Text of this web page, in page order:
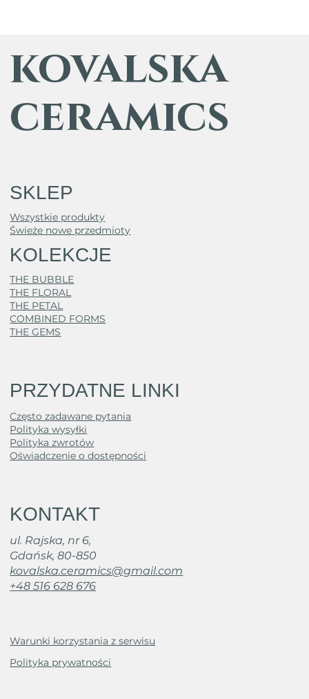
kovalska
ceramics
SKLEP
Wszystkie produkty
Świeże nowe przedmioty
KOLEKCJE
THE BUBBLE
THE FLORAL
THE PETAL
COMBINED FORMS
THE GEMS
PRZYDATNE LINKI
Często zadawane pytania
Polityka wysyłki
Polityka zwrotów
Oświadczenie o dostępności
KONTAKT
ul. Rajska, nr 6,
Gdańsk, 80-850
kovalska.ceramics@gmail.com
+48 516 628 676
Warunki korzystania z serwisu
Polityka prywatności